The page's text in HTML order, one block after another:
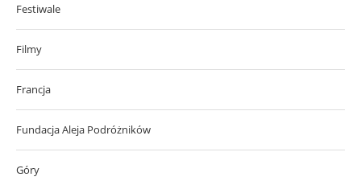
Festiwale
Filmy
Francja
Fundacja Aleja Podróżników
Góry